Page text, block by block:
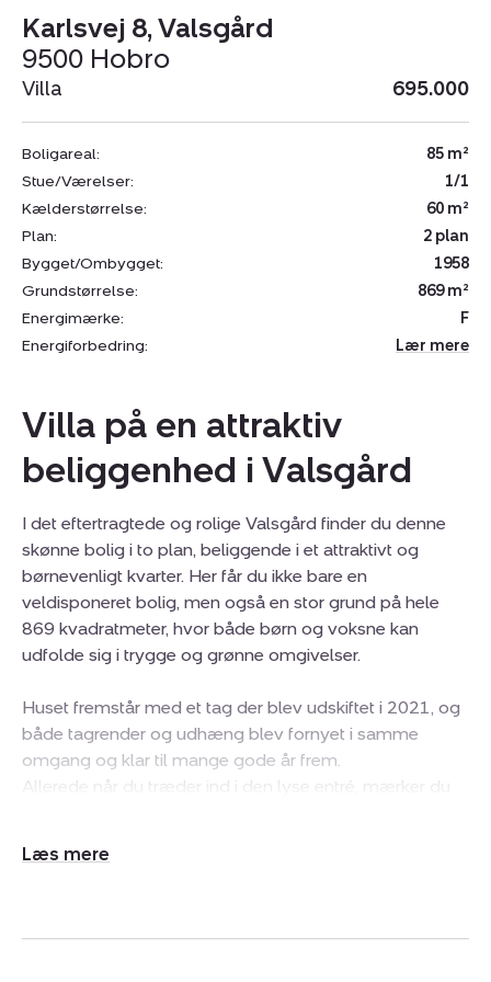
Karlsvej 8, Valsgård
9500 Hobro
Villa 695.000
Boligareal:
85 m²
Stue/Værelser:
1/1
Kælderstørrelse:
60 m²
Plan:
2 plan
Bygget/Ombygget:
1958
Grundstørrelse:
869 m²
Energimærke:
F
Energiforbedring:
Lær mere
Villa på en attraktiv
beliggenhed i Valsgård
I det eftertragtede og rolige Valsgård finder du denne
skønne bolig i to plan, beliggende i et attraktivt og
børnevenligt kvarter. Her får du ikke bare en
veldisponeret bolig, men også en stor grund på hele
869 kvadratmeter, hvor både børn og voksne kan
udfolde sig i trygge og grønne omgivelser.
Huset fremstår med et tag der blev udskiftet i 2021, og
både tagrender og udhæng blev fornyet i samme
omgang og klar til mange gode år frem.
Allerede når du træder ind i den lyse entré, mærker du
indrette og giver mulighed for både afslapning og
og hvor gæster og familie kan samles til både hverdag